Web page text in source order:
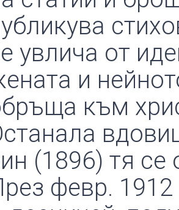
увлича от
и
към
(1896) тя се
февр. 1912